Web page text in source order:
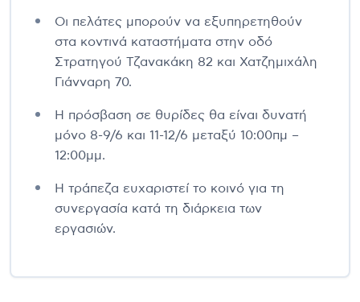
Οι πελάτες μπορούν να εξυπηρετηθούν
στα κοντινά καταστήματα στην οδό
Στρατηγού Τζανακάκη 82 και Χατζημιχάλη
Γιάνναρη 70.
Η πρόσβαση σε θυρίδες θα είναι δυνατή
μόνο 8-9/6 και 11-12/6 μεταξύ 10:00πμ –
12:00μμ.
Η τράπεζα ευχαριστεί το κοινό για τη
συνεργασία κατά τη διάρκεια των
εργασιών.